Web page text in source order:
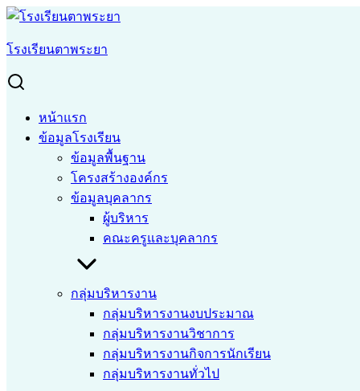
Skip
content
โรงเรียนตาพระยา
หน้าแรก
ข้อมูลโรงเรียน
ข้อมูลพื้นฐาน
โครงสร้างองค์กร
ข้อมูลบุคลากร
ผู้บริหาร
คณะครูและบุคลากร
กลุ่มบริหารงาน
กลุ่มบริหารงานงบประมาณ
กลุ่มบริหารงานวิชาการ
กลุ่มบริหารงานกิจการนักเรียน
กลุ่มบริหารงานทั่วไป
for:
หน้าแรก
กระดานสนทนา (Q & A)